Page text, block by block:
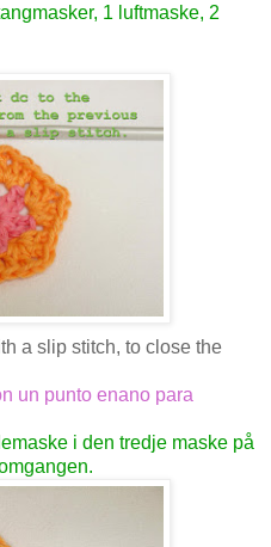
1 luftmaske, 2
a slip stitch, to close the
un punto enano para
i den tredje maske på